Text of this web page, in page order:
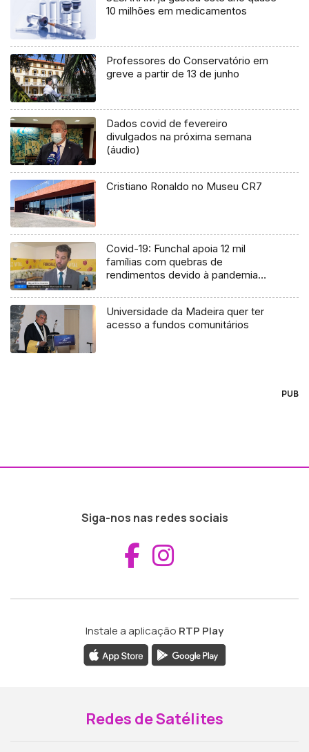
10 milhões em medicamentos
Professores do Conservatório em
greve a partir de 13 de junho
Dados covid de fevereiro
divulgados na próxima semana
(áudio)
Cristiano Ronaldo no Museu CR7
Covid-19: Funchal apoia 12 mil
famílias com quebras de
rendimentos devido à pandemia
Universidade da Madeira quer ter
acesso a fundos comunitários
PUB
Siga-nos nas redes sociais
Aceder ao
Instale a aplicação RTP Play
Redes de Satélites